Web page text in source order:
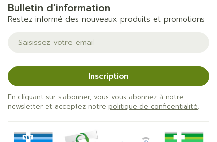
Bulletin d’information
Restez informé des nouveaux produits et promotions
Adresse mail
Inscription
En cliquant sur s'abonner, vous vous abonnez à notre
newsletter et acceptez notre politique de confidentialité.